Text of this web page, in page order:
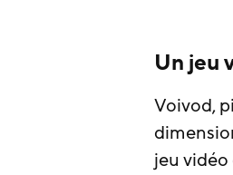
Un jeu
Voivod,
jeu